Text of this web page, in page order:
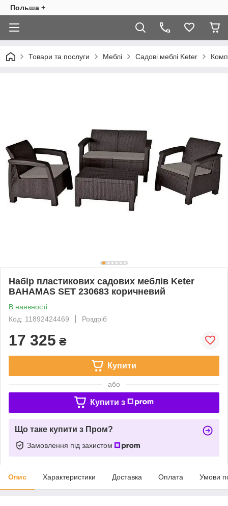
Польша +
Товари та послуги Меблі Садові меблі Keter
Набір пластикових садових меблів Keter
BAHAMAS SET 230683 коричневий
В наявності
Код: 11892424469
Роздріб
17 325 ₴
Купити
або
Купити з
Що таке купити з Пром?
Замовлення під захистом
Опис Характеристики Доставка Оплата Умови